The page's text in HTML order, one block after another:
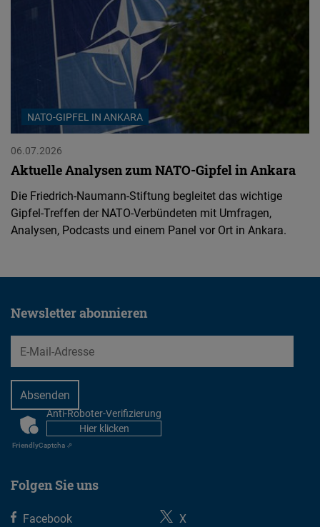
NATO-GIPFEL IN ANKARA
06.07.2026
Aktuelle Analysen zum NATO-Gipfel in Ankara
Die Friedrich-Naumann-Stiftung begleitet das wichtige
Gipfel-Treffen der NATO-Verbündeten mit Umfragen,
Analysen, Podcasts und einem Panel vor Ort in Ankara.
Newsletter abonnieren
EMail
CAPTCHAAnti-Roboter-Verifizierung
Hier klicken
FriendlyCaptcha ⇗
Folgen Sie uns
Facebook
X